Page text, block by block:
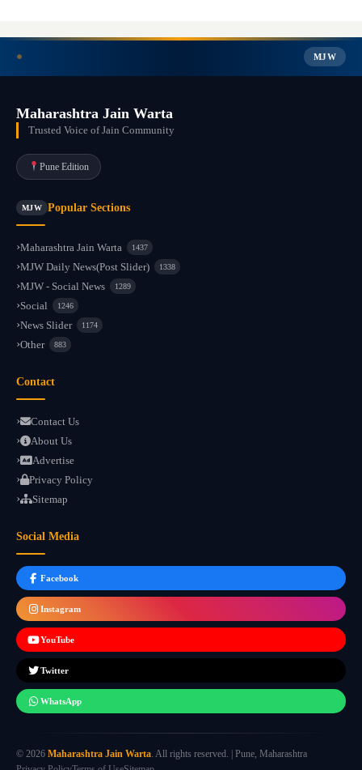
MJW
Maharashtra Jain Warta
Trusted Voice of Jain Community
Pune Edition
MJW Popular Sections
Maharashtra Jain Warta 1437
MJW Daily News(Post Slider) 1338
MJW - Social News 1289
Social 1246
News Slider 1174
Other 883
Contact
Contact Us
About Us
Advertise
Privacy Policy
Sitemap
Social Media
Facebook
Instagram
YouTube
Twitter
WhatsApp
© 2026 Maharashtra Jain Warta. All rights reserved. | Pune, Maharashtra